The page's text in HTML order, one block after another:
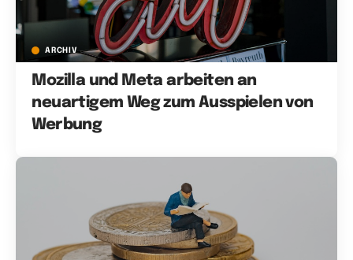
ARCHIV
Mozilla und Meta arbeiten an
neuartigem Weg zum Ausspielen von
Werbung